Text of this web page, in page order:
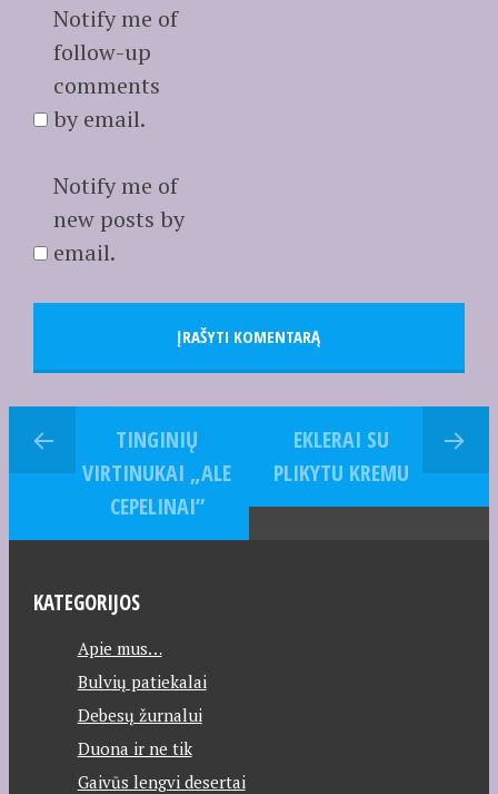
Notify me of
follow-up
comments
by email.
Notify me of
new posts by
email.
TINGINIŲ
VIRTINUKAI „ALE
CEPELINAI”
EKLERAI SU
PLIKYTU KREMU
KATEGORIJOS
Apie mus…
Bulvių patiekalai
Debesų žurnalui
Duona ir ne tik
Gaivūs lengvi desertai